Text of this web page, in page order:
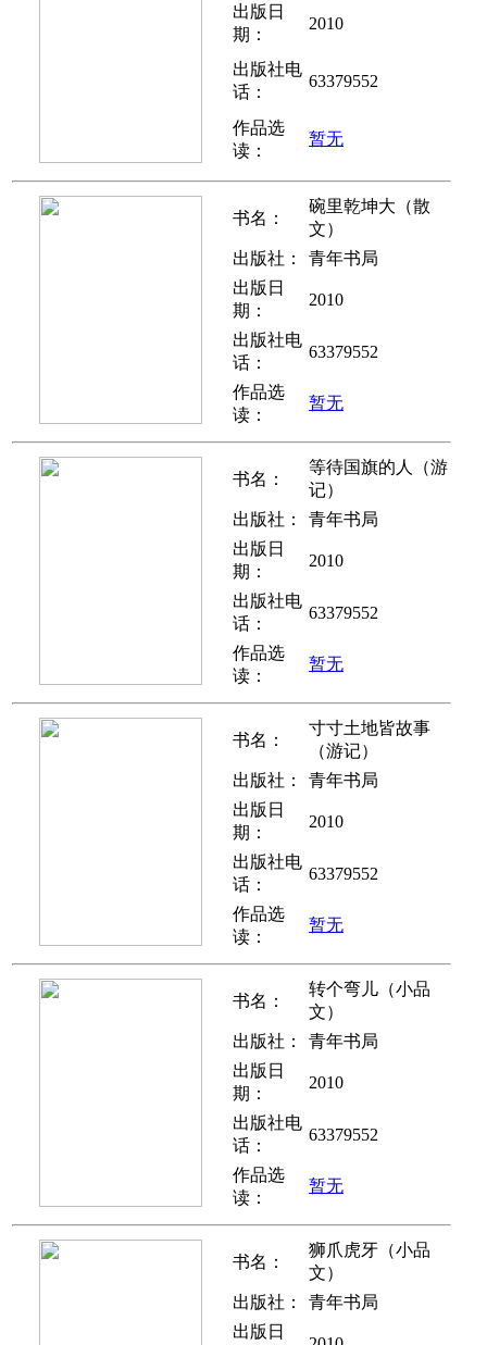
出版日
期：
2010
出版社电
话：
63379552
作品选
读：
暂无
书名：
碗里乾坤大（散
文）
出版社：
青年书局
出版日
期：
2010
出版社电
话：
63379552
作品选
读：
暂无
书名：
等待国旗的人（游
记）
出版社：
青年书局
出版日
期：
2010
出版社电
话：
63379552
作品选
读：
暂无
书名：
寸寸土地皆故事
（游记）
出版社：
青年书局
出版日
期：
2010
出版社电
话：
63379552
作品选
读：
暂无
书名：
转个弯儿（小品
文）
出版社：
青年书局
出版日
期：
2010
出版社电
话：
63379552
作品选
读：
暂无
书名：
狮爪虎牙（小品
文）
出版社：
青年书局
出版日